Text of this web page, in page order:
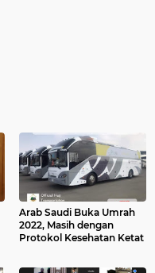
Arab Saudi Buka Umrah
2022, Masih dengan
Protokol Kesehatan Ketat